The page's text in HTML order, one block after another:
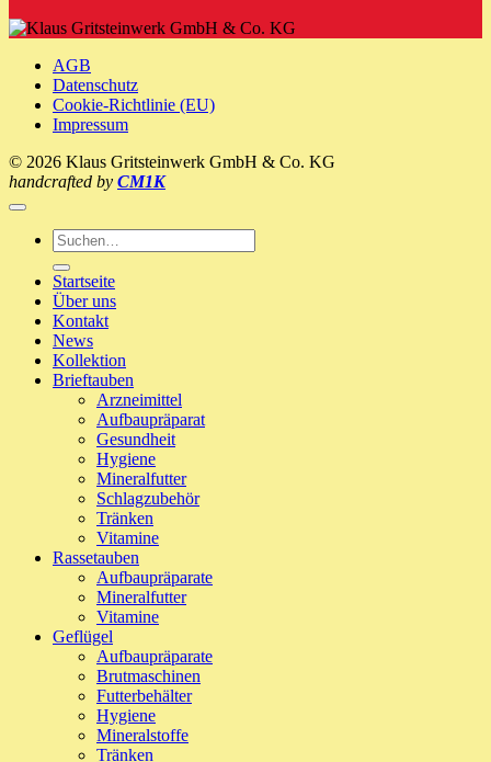
PicorinErnährung
AGB
Datenschutz
Cookie-Richtlinie (EU)
Impressum
© 2026 Klaus Gritsteinwerk GmbH & Co. KG
handcrafted by CM1K
Suche
nach:
Startseite
Über uns
Kontakt
News
Kollektion
Brieftauben
Arzneimittel
Aufbaupräparat
Gesundheit
Hygiene
Mineralfutter
Schlagzubehör
Tränken
Vitamine
Rassetauben
Aufbaupräparate
Mineralfutter
Vitamine
Geflügel
Aufbaupräparate
Brutmaschinen
Futterbehälter
Hygiene
Mineralstoffe
Tränken